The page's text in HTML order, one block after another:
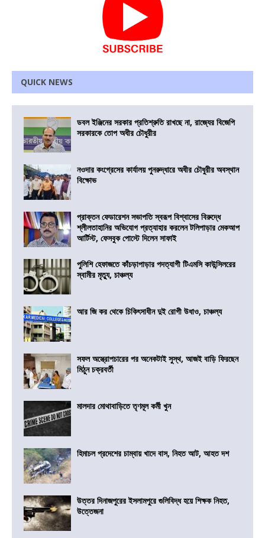
QUICK NEWS
ডবল ইঞ্জিনের সরকার প্রতিশ্রুতি রাখছে না, রাজ্যের বিজেপি
সরকারকে তোপ অধীর চৌধুরীর
নওদার কংগ্রেসের কার্যালয় পুনরুদ্ধারে অধীর চৌধুরীর অবস্থান
বিক্ষোভ
প্রাক্তন ফেডারেশন সভাপতি স্বরূপ বিশ্বাসের বিরুদ্ধে
শ্লীলতাহানির অভিযোগ প্রত্যাহার করলেন টলিপাড়ার মেকআপ
আর্টিস্ট, ফেসবুক পোস্টে দিলেন সাফাই
পুলিশি হেফাজতে কাঁচড়াপাড়ার পদত্যাগী টিএমসি কাউন্সিলরের
স্বামীর মৃত্যু, চাঞ্চল্য
আর জি কর থেকে চিকিৎসাধীন দুই রোগী উধাও, চাঞ্চল্য
সফল অস্ত্রোপচারের পর অনেকটাই সুস্থ, আজই বাড়ি ফিরছেন
মিঠুন চক্রবর্তী
মালদার মোথাবাড়িতে তৃণমূল কর্মী খুন
হিমাচল প্রদেশের চাম্বায় খাদে বাস, নিহত আট, আহত দশ
উত্তর দিনাজপুরের ইসলামপুরে গুলিবিদ্ধ হয়ে শিক্ষক নিহত,
উত্তেজনা